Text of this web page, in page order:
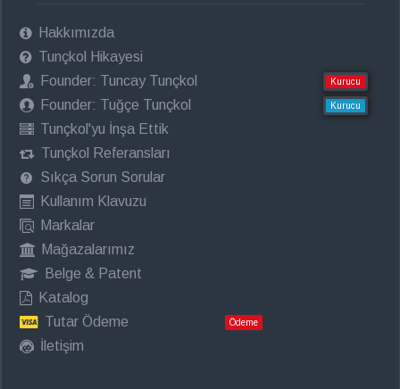
Hakkımızda
Tunçkol Hikayesi
Founder: Tuncay Tunçkol
Kurucu
Founder: Tuğçe Tunçkol Kurucu
Tunçkol'yu İnşa Ettik
Tunçkol Referansları
Sıkça Sorun Sorular
Kullanım Klavuzu
Markalar
Mağazalarımız
Belge & Patent
Katalog
Tutar Ödeme
Ödeme
İletişim